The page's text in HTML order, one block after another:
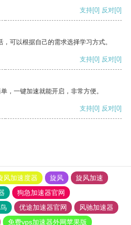
支持[0] 反对[0]
可以根据自己的需求选择学习方式。
支持[0] 反对[0]
，一键加速就能开启，非常方便。
支持[0] 反对[0]
风加速度器 旋风
旋风加速
狗急加速器官网
优途加速器官网
风驰加速器
免费vps加速器外网苹果版